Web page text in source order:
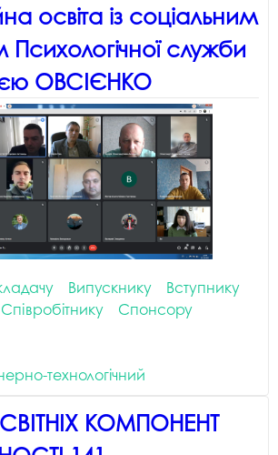
освіта із соціальним
служби
ОВСІЄНКО
Випускнику
Вступнику
Співробітнику
Спонсору
технологічний
КОМПОНЕНТ